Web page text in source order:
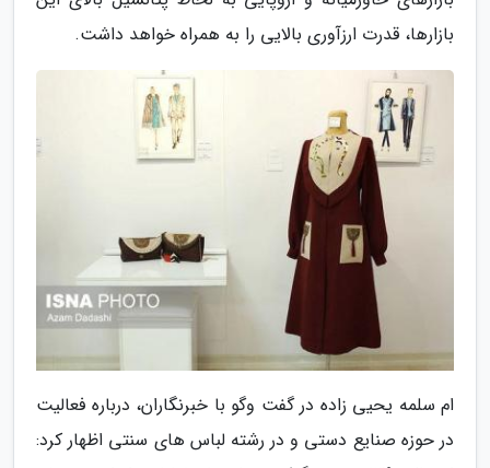
بازارها، قدرت ارزآوری بالایی را به همراه خواهد داشت.
ام سلمه یحیی زاده در گفت وگو با خبرنگاران، درباره فعالیت
در حوزه صنایع دستی و در رشته لباس های سنتی اظهار کرد: